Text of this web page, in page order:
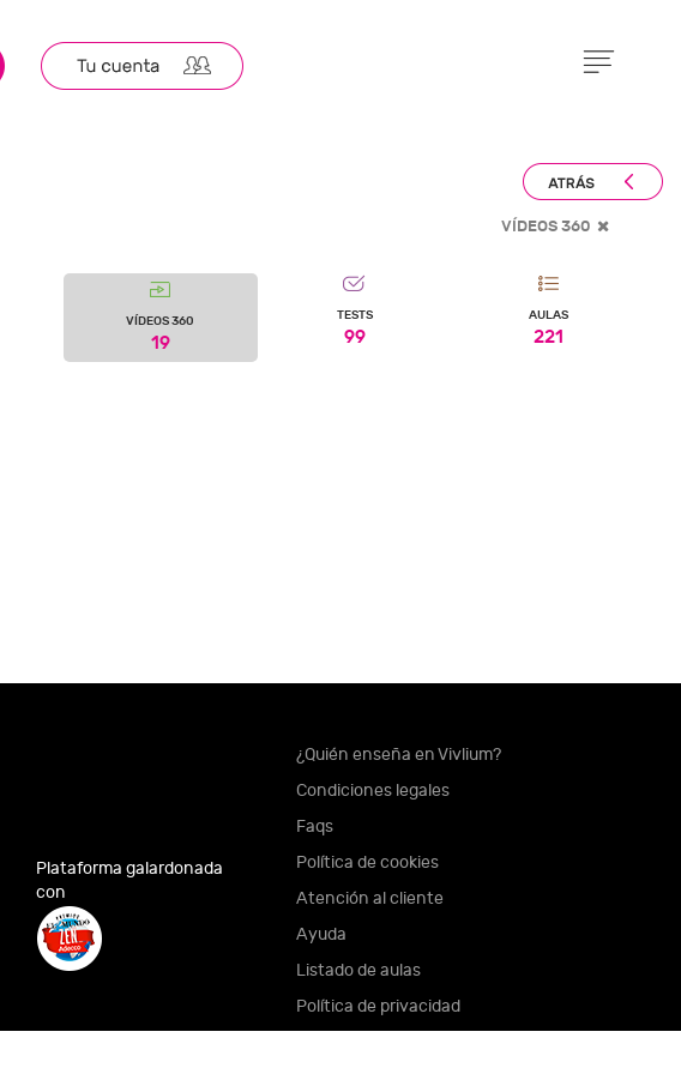
VÍDEOS 360
VÍDEOS 360
19
TESTS
99
AULAS
221
Plataforma galardonada
con
¿Quién enseña en Vivlium?
Condiciones legales
Faqs
Política de cookies
Atención al cliente
Ayuda
Listado de aulas
Política de privacidad